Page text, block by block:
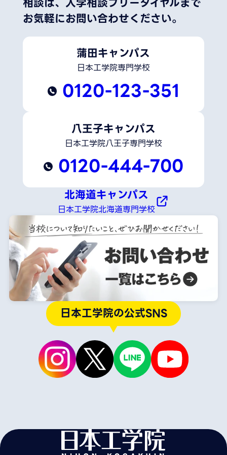
お気軽にお問い合わせください。
蒲田キャンパス
日本工学院専門学校
0120-123-351
八王子キャンパス
日本工学院八王子専門学校
0120-444-700
北海道キャンパス
日本工学院北海道専門学校
日本工学院の公式SNS